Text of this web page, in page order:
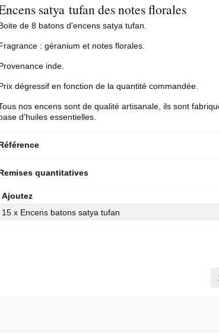
satya tufan des notes florales
de 8 batons d'encens satya tufan.
: géranium et notes florales.
inde.
dégressif en fonction de la quantité commandée.
nos encens sont de qualité artisanale, ils sont
d'huiles essentielles.
quantitatives
Ajoutez
15 x Encens batons satya tufan